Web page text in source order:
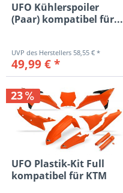
UFO Kühlerspoiler
(Paar) kompatibel für...
58,55 € *
49,99 € *
23
UFO Plastik-Kit Full
kompatibel für KTM